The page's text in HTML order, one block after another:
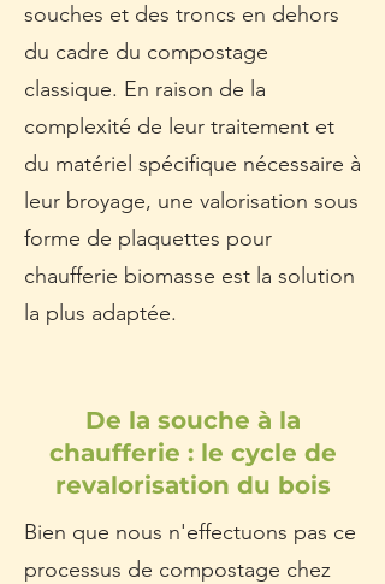
souches et des troncs en dehors
du cadre du compostage
classique. En raison de la
complexité de leur traitement et
du matériel spécifique nécessaire à
leur broyage, une valorisation sous
forme de plaquettes pour
chaufferie biomasse est la solution
la plus adaptée.
De la souche à la
chaufferie : le cycle de
revalorisation du bois
Bien que nous n'effectuons pas ce
processus de compostage chez